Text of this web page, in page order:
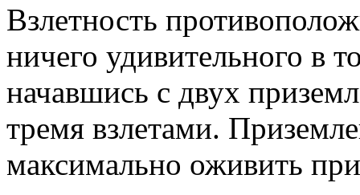
Взлетность
ничего удивительного в
начавшись с двух
тремя взлетами.
максимально оживить